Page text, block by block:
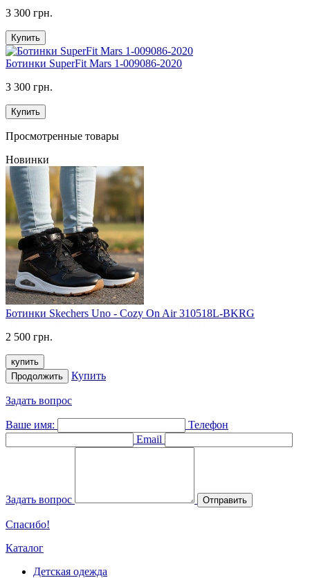
3 300 грн.
Купить
Ботинки SuperFit Mars 1-009086-2020
3 300 грн.
Купить
Просмотренные товары
Новинки
Ботинки Skechers Uno - Cozy On Air 310518L-BKRG
2 500 грн.
купить
Продолжить
Купить
Задать вопрос
Ваше имя:
Телефон
Email
Задать вопрос Отправить
Спасибо!
Каталог
Детская одежда